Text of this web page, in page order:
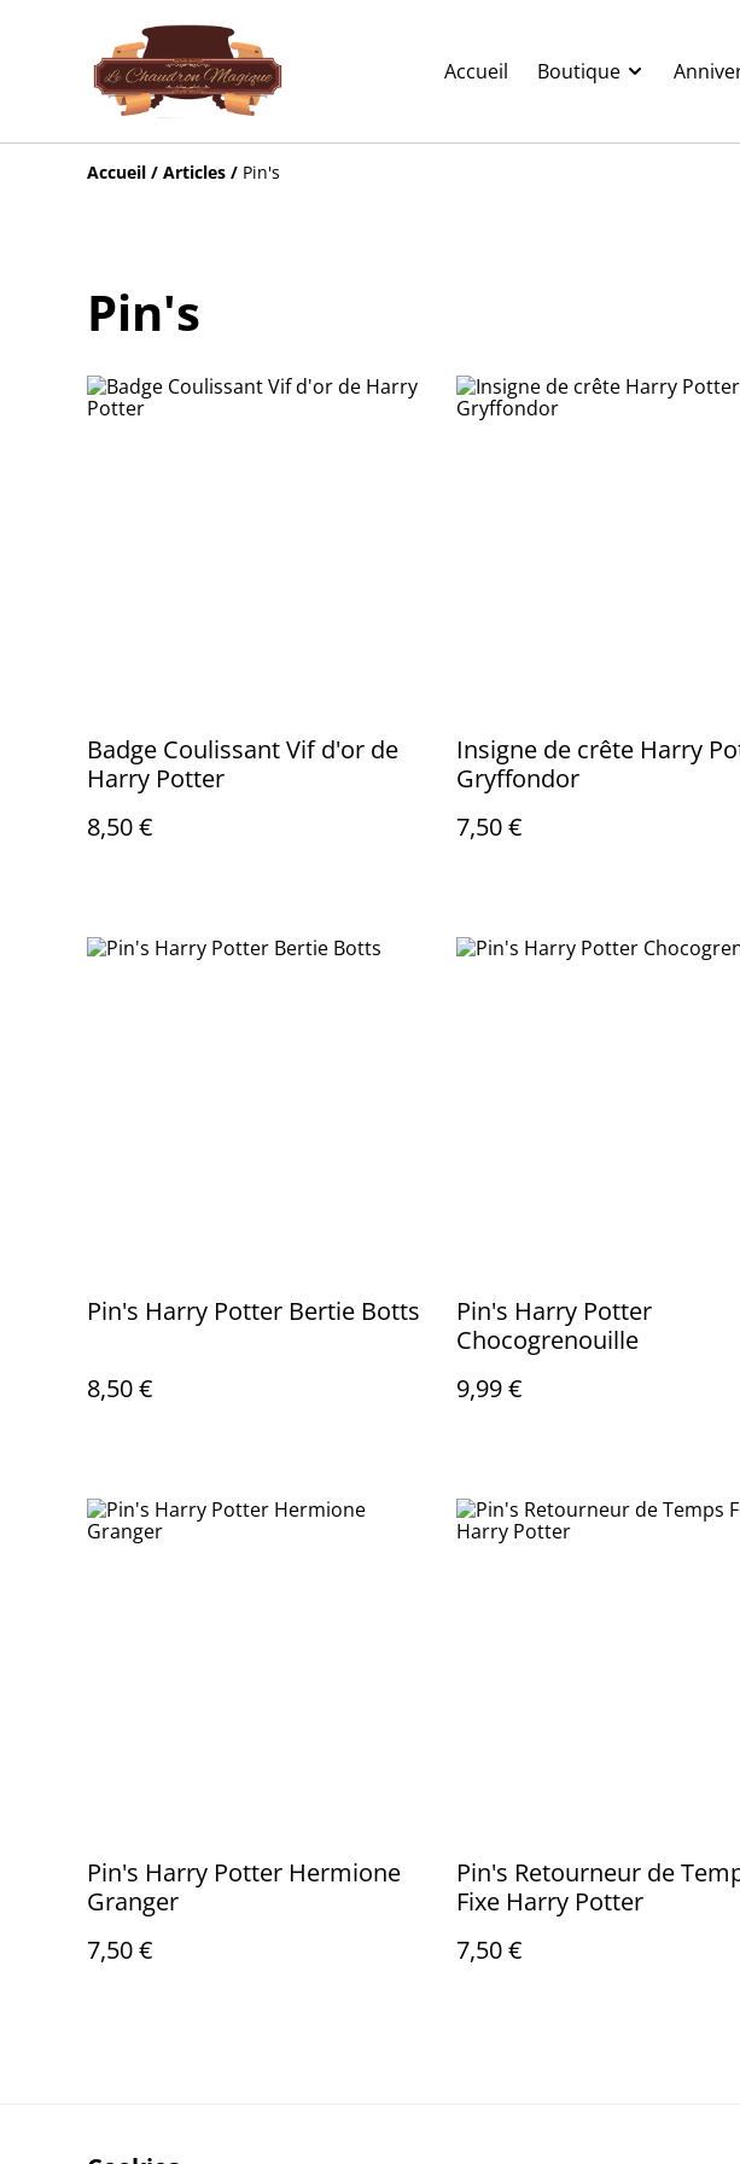
Accueil Boutique
Accueil / Articles / Pin's
Pin's
Badge Coulissant Vif d'or de
Harry Potter
8,50 €
Insigne de crête Harry
Gryffondor
7,50 €
Pin's Harry Potter Bertie Botts
8,50 €
Pin's Harry Potter
Chocogrenouille
9,99 €
Pin's Harry Potter Hermione
Granger
7,50 €
Pin's Retourneur de
Fixe Harry Potter
7,50 €